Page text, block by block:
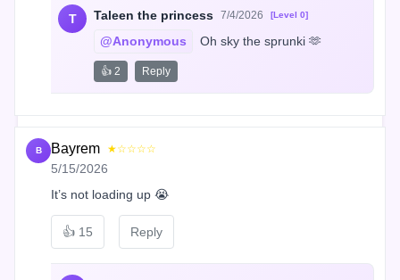
T Taleen the princess 7/4/2026 [Level 0]
@Anonymous Oh sky the sprunki 🫶
👍 2 Reply
B Bayrem ★☆☆☆☆
5/15/2026
It’s not loading up 😭
👍 15 Reply